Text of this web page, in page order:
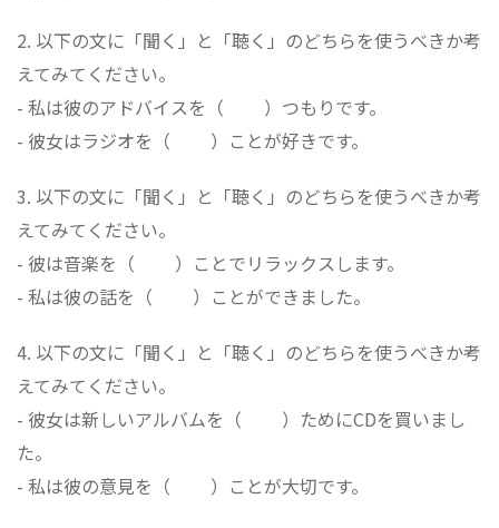
2. 以下の文に「聞く」と「聴く」のどちらを使うべきか考
えてみてください。
- 私は彼のアドバイスを（ ）つもりです。
- 彼女はラジオを（ ）ことが好きです。
3. 以下の文に「聞く」と「聴く」のどちらを使うべきか考
えてみてください。
- 彼は音楽を（ ）ことでリラックスします。
- 私は彼の話を（ ）ことができました。
4. 以下の文に「聞く」と「聴く」のどちらを使うべきか考
えてみてください。
- 彼女は新しいアルバムを（ ）ためにCDを買いまし
た。
- 私は彼の意見を（ ）ことが大切です。